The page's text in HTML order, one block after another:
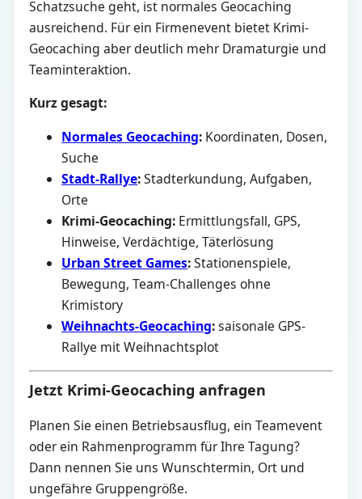
Schatzsuche geht, ist normales Geocaching
ausreichend. Für ein Firmenevent bietet Krimi-
Geocaching aber deutlich mehr Dramaturgie und
Teaminteraktion.
Kurz gesagt:
Normales Geocaching: Koordinaten, Dosen,
Suche
Stadt-Rallye:Stadterkundung, Aufgaben,
Orte
Krimi-Geocaching: Ermittlungsfall, GPS,
Hinweise, Verdächtige, Täterlösung
Urban Street Games:Stationenspiele,
Bewegung, Team-Challenges ohne
Krimistory
Weihnachts-Geocaching:saisonale GPS-
Rallye mit Weihnachtsplot
Jetzt Krimi-Geocaching anfragen
Planen Sie einen Betriebsausflug, ein Teamevent
oder ein Rahmenprogramm für Ihre Tagung?
Dann nennen Sie uns Wunschtermin, Ort und
ungefähre Gruppengröße.